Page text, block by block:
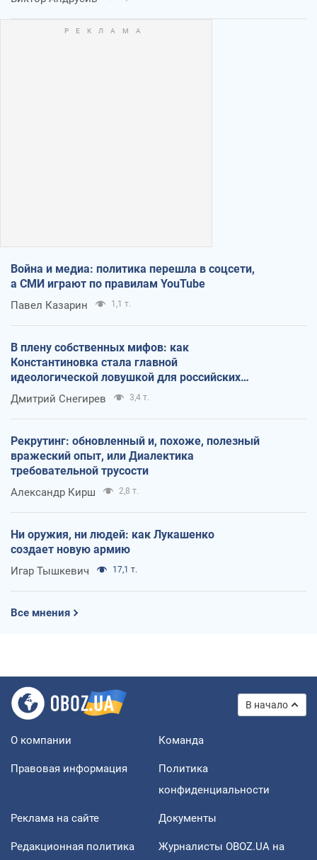
Война и медиа: политика перешла в соцсети,
а СМИ играют по правилам YouTube
Павел Казарин 1,1 т.
В плену собственных мифов: как
Константиновка стала главной
идеологической ловушкой для российских
оккупантов
Дмитрий Снегирев 3,4 т.
Рекрутинг: обновленный и, похоже, полезный
вражеский опыт, или Диалектика
требовательной трусости
Александр Кирш 2,8 т.
Ни оружия, ни людей: как Лукашенко
создает новую армию
Игар Тышкевич 17,1 т.
Все мнения
В начало
О компании Команда
Правовая информация
Политика
конфиденциальности
Реклама на сайте Документы
Редакционная политика
Журналисты OBOZ.UA на